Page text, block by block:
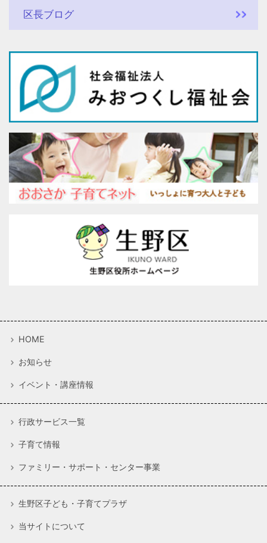
区長ブログ
HOME
お知らせ
イベント・講座情報
行政サービス一覧
子育て情報
ファミリー・サポート・センター事業
生野区子ども・子育てプラザ
当サイトについて